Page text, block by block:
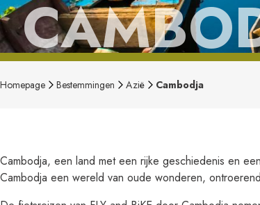
Homepage Bestemmingen Azië Cambodja
Cambodja, een land met een rijke geschiedenis en
Cambodja een wereld van oude wonderen,